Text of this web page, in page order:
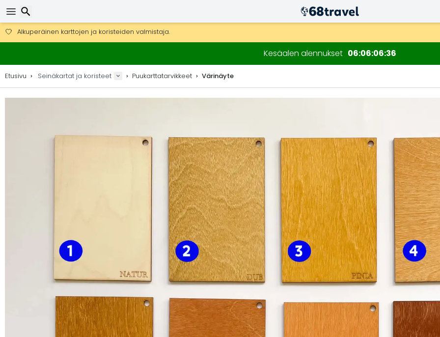
Ilmainen toimitus yli 275 € tilauksiin.
Mahdollisuus lähettää DHL Express -lähetyksenä (toimitus 24 tunnin kuluessa)
Kesäalen alennukset 06 06 06 34
Etusivu Seinäkartat ja koristeet Puukarttatarvikkeet Värinäyte